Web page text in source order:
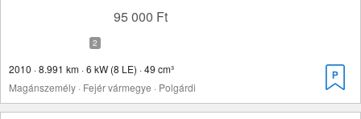
95 000 Ft
2010 · 8.991 km · 6 kW (8 LE) · 49 cm³
Magánszemély · Fejér vármegye · Polgárdi